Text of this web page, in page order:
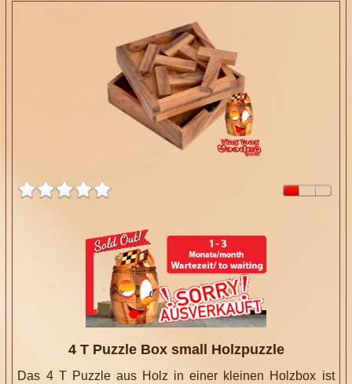
4 T Puzzle Box small Holzpuzzle
Das 4 T Puzzle aus Holz in einer kleinen Holzbox ist